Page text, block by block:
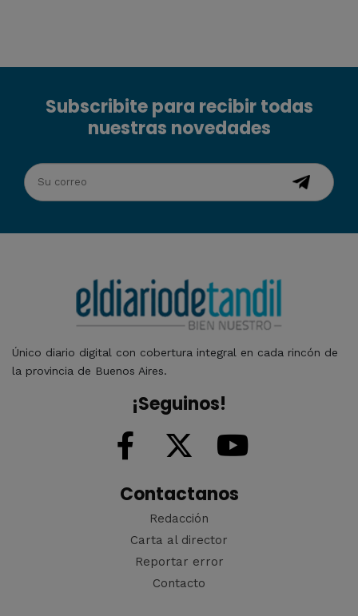
Subscribite para recibir todas
nuestras novedades
Único diario digital con cobertura integral en cada rincón de
la provincia de Buenos Aires.
¡Seguinos!
Contactanos
Redacción
Carta al director
Reportar error
Contacto